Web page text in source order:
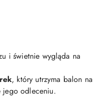
i świetnie wygląda na
, który utrzyma balon na
jego odleceniu.